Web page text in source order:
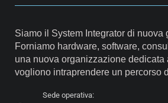
Siamo il System Integrator di nuova
Forniamo hardware, software,
una nuova organizzazione dedicata
vogliono intraprendere un percorso
Sede operativa: